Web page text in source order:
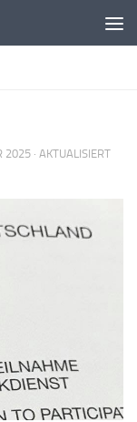
2025 · AKTUALISIERT